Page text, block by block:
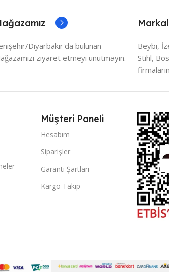
Diyarbakır'da bulunan
ziyaret etmeyi unutmayın.
Beybi,
Stihl,
Müşteri Paneli
Hesabım
Siparişler
Garanti Şartları
Kargo Takip